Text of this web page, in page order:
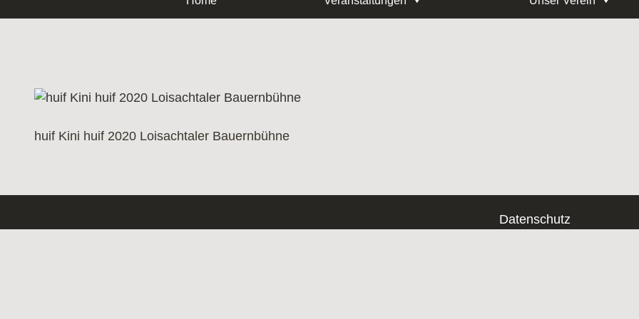
huif Kini huif 2020 Loisachtaler Bauernbühne
Datenschutz